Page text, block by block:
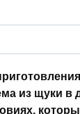
из щуки в